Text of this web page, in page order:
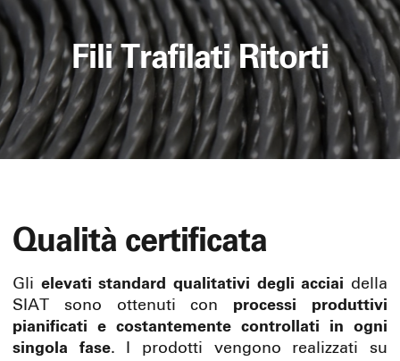
Fili Trafilati Ritorti
Qualità certificata
Gli elevati standard qualitativi degli acciai della
SIAT sono ottenuti con processi produttivi
pianificati e costantemente controllati in ogni
singola fase. I prodotti vengono realizzati su